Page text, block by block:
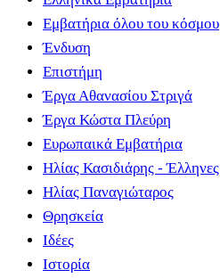
Εμβατήρια όλου του κόσμου
Ένδυση
Επιστήμη
Έργα Αθανασίου Στριγά
Έργα Κώστα Πλεύρη
Ευρωπαικά Εμβατήρια
Ηλίας Κασιδιάρης - Έλληνες
Ηλίας Παναγιώταρος
Θρησκεία
Ιδέες
Ιστορία